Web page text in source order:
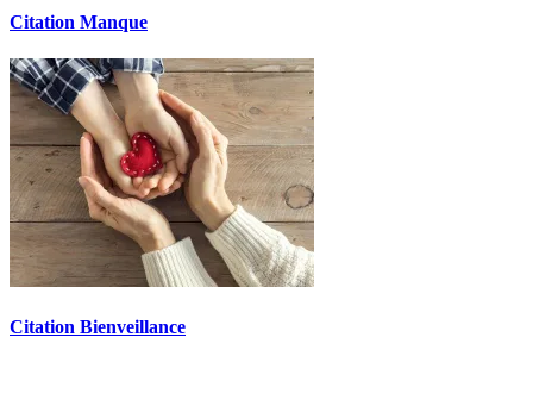
Citation Manque
Citation Bienveillance